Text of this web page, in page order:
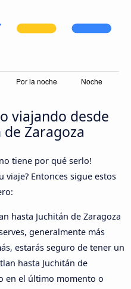
viajando desde
Zaragoza
tiene por qué serlo!
viaje? Entonces sigue estos
hasta Juchitán de Zaragoza
generalmente más
estarás seguro de tener un
hasta Juchitán de
en el último momento o